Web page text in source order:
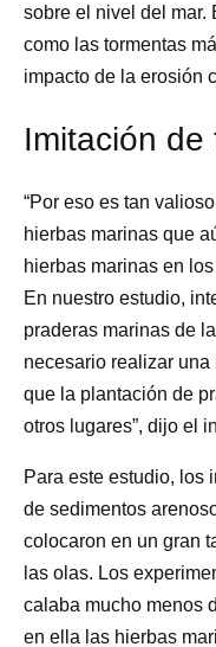
sobre el nivel del mar.
como las tormentas
impacto de la erosión
Imitación de
“Por eso es tan
hierbas marinas que
hierbas marinas en
En nuestro estudio,
praderas marinas de
necesario realizar
que la plantación de
otros lugares”, dijo el
Para este estudio, los
de sedimentos
colocaron en un gran
las olas. Los
calaba mucho menos
en ella las hierbas